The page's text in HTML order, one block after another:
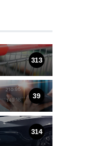
313
39
314